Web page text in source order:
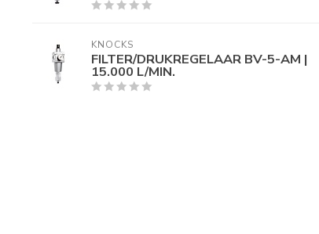
KNOCKS
FILTER/DRUKREGELAAR BV-5-AM |
15.000 L/MIN.